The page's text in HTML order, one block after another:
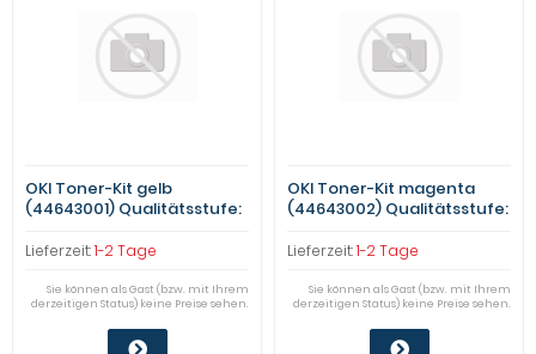
OKI Toner-Kit gelb
(44643001) Qualitätsstufe:
Lieferzeit:1-2 Tage
Sie können als Gast (bzw. mit Ihrem
derzeitigen Status) keine Preise sehen.
OKI Toner-Kit magenta
(44643002) Qualitätsstufe:
Lieferzeit:1-2 Tage
Sie können als Gast (bzw. mit Ihrem
derzeitigen Status) keine Preise sehen.